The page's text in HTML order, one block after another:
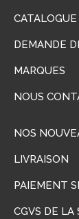
DEMANDE
MARQUES
NOUS
NOS
LIVRAISON
PAIEMENT
CGVS DE LA